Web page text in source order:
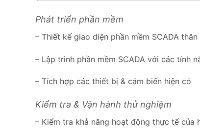
Phát triển phần mềm
– Thiết kế giao diện phần mềm SCADA
– Lập trình phần mềm SCADA với các tính
– Tích hợp các thiết bị & cảm biến hiện có
Kiểm tra & Vận hành thử nghiệm
– Kiểm tra khả năng hoạt động thực tế của